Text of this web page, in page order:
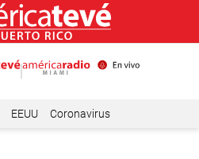
EEUU Coronavirus